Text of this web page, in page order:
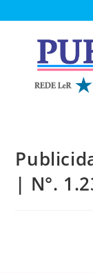
| N°.